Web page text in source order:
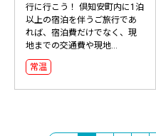
行に行こう！ 倶知安町内に1泊
以上の宿泊を伴うご旅行であ
れば、宿泊費だけでなく、現
地までの交通費や現地...
常温